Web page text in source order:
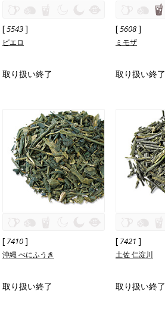
[5543]
ピエロ
取り扱い終了
[5608]
ミモザ
取り扱い終了
[ 7410]
沖縄 べにふうき
取り扱い終了
[ 7421 ]
土佐 仁淀川
取り扱い終了